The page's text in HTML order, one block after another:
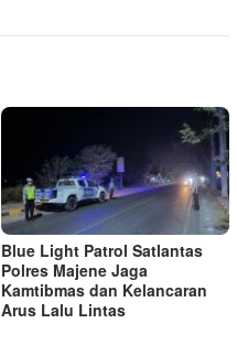
Blue Light Patrol Satlantas
Polres Majene Jaga
Kamtibmas dan Kelancaran
Arus Lalu Lintas